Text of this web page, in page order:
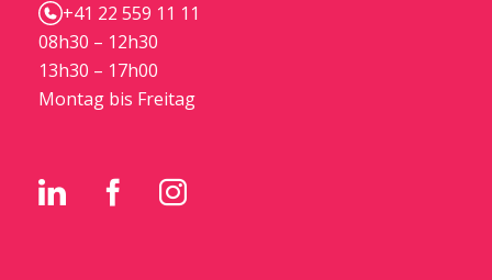
+41 22 559 11 11
08h30 – 12h30
13h30 – 17h00
Montag bis Freitag